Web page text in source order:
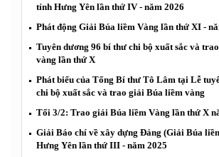
tỉnh Hưng Yên lần thứ IV - năm 2026
Phát động Giải Búa liềm Vàng lần thứ XI -
Tuyên dương 96 bí thư chi bộ xuất sắc và
vàng lần thứ X
Phát biểu của Tổng Bí thư Tô Lâm tại Lễ
chi bộ xuất sắc và trao giải Búa liềm vàng
Tối 3/2: Trao giải Búa liềm Vàng lần thứ X
Giải Báo chí về xây dựng Đảng (Giải Búa
Hưng Yên lần thứ III - năm 2025